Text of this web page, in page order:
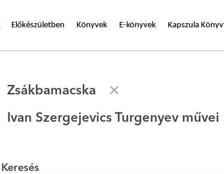
Előkészületben Könyvek E-könyvek Kapszula
Zsákbamacska
Ivan Szergejevics Turgenyev művei
Keresés